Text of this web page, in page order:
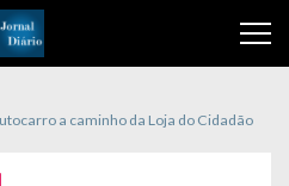
a caminho da Loja do Cidadão